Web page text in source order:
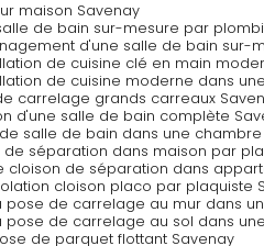
maison Savenay
de bain sur-mesure par
d'une salle de bain sur-
de cuisine clé en main
de cuisine moderne dans
carrelage grands carreaux
d'une salle de bain complète
salle de bain dans une chambre
séparation dans maison par
cloison de séparation dans
cloison placo par plaquiste
pose de carrelage au mur dans
pose de carrelage au sol dans
de parquet flottant Savenay